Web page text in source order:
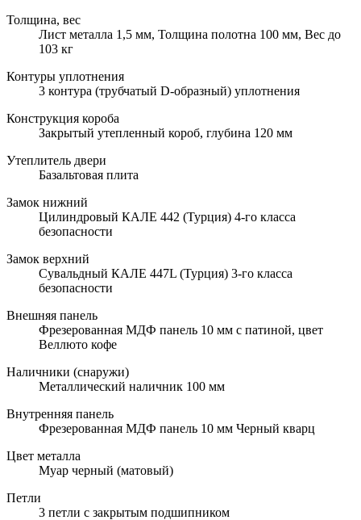
Толщина, вес
Лист металла 1,5 мм, Толщина полотна 100 мм, Вес до
103 кг
Контуры уплотнения
3 контура (трубчатый D-образный) уплотнения
Конструкция короба
Закрытый утепленный короб, глубина 120 мм
Утеплитель двери
Базальтовая плита
Замок нижний
Цилиндровый КАЛЕ 442 (Турция) 4-го класса
безопасности
Замок верхний
Сувальдный КАЛЕ 447L (Турция) 3-го класса
безопасности
Внешняя панель
Фрезерованная МДФ панель 10 мм с патиной, цвет
Веллюто кофе
Наличники (снаружи)
Металлический наличник 100 мм
Внутренняя панель
Фрезерованная МДФ панель 10 мм Черный кварц
Цвет металла
Муар черный (матовый)
Петли
3 петли с закрытым подшипником